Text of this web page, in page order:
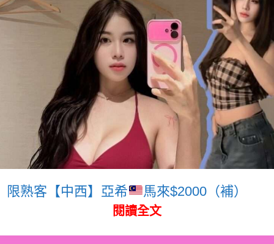
限熟客【中西】亞希 馬來$2000（補）
閱讀全文